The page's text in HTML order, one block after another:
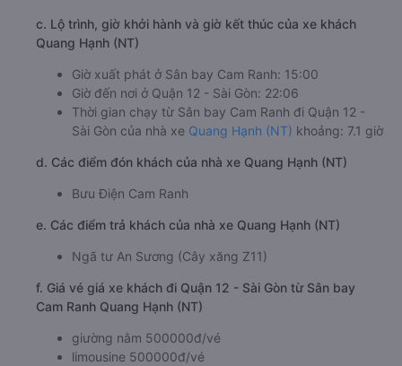
c. Lộ trình, giờ khởi hành và giờ kết thúc của xe khách
Quang Hạnh (NT)
Giờ xuất phát ở Sân bay Cam Ranh: 15:00
Giờ đến nơi ở Quận 12 - Sài Gòn: 22:06
Thời gian chạy từ Sân bay Cam Ranh đi Quận 12 -
Sài Gòn của nhà xe Quang Hạnh (NT) khoảng: 7.1 giờ
d. Các điểm đón khách của nhà xe Quang Hạnh (NT)
Bưu Điện Cam Ranh
e. Các điểm trả khách của nhà xe Quang Hạnh (NT)
Ngã tư An Sương (Cây xăng Z11)
f. Giá vé giá xe khách đi Quận 12 - Sài Gòn từ Sân bay
Cam Ranh Quang Hạnh (NT)
giường nằm 500000đ/vé
limousine 500000đ/vé